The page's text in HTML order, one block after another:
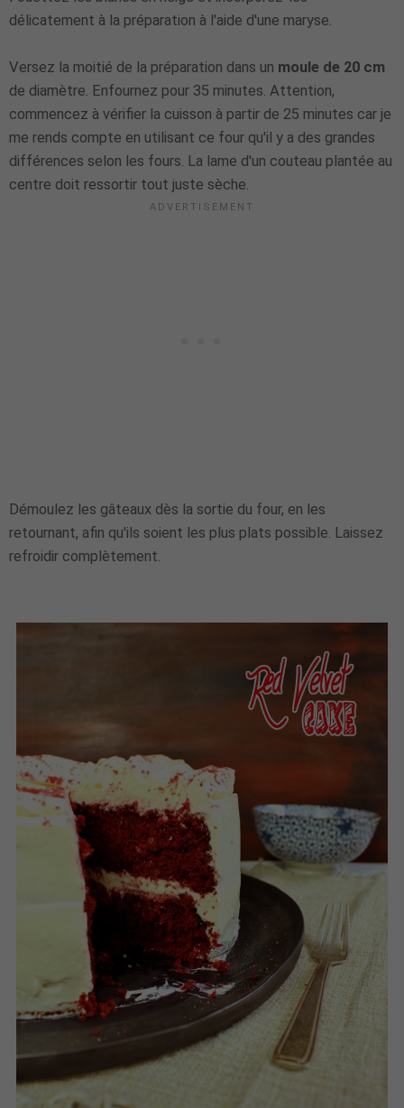
délicatement à la préparation à l'aide d'une maryse.
Versez la moitié de la préparation dans un moule de 20 cm
de diamètre. Enfournez pour 35 minutes. Attention,
commencez à vérifier la cuisson à partir de 25 minutes car je
me rends compte en utilisant ce four qu'il y a des grandes
différences selon les fours. La lame d'un couteau plantée au
centre doit ressortir tout juste sèche.
Démoulez les gâteaux dès la sortie du four, en les
retournant, afin qu'ils soient les plus plats possible. Laissez
refroidir complètement.